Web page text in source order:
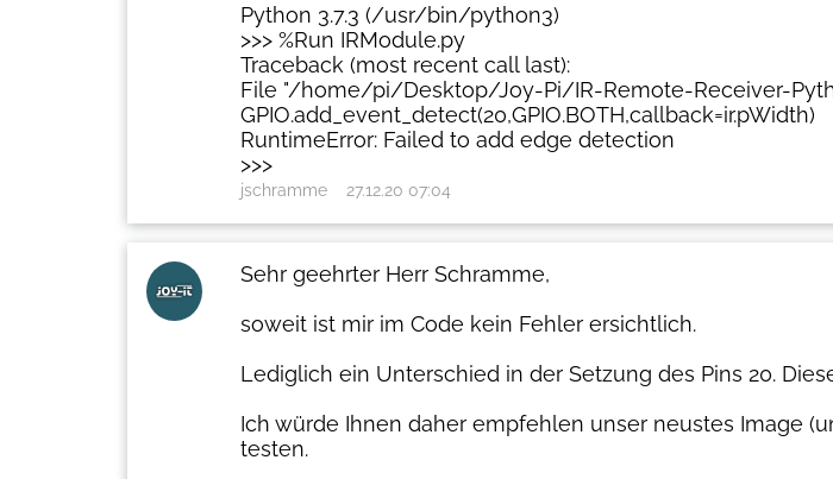
Python 3.7.3 (/usr/bin/python3)
>>> %Run IRModule.py
Traceback (most recent call last):
File "/home/pi/Desktop/Joy-Pi/IR-Remote-Receiver-
GPIO.add_event_detect(20,GPIO.BOTH,callback=ir.pWidth)
RuntimeError: Failed to add edge detection
>>>
jschramme 27.12.20 07:04
Sehr geehrter Herr Schramme,
soweit ist mir im Code kein Fehler ersichtlich.
Lediglich ein Unterschied in der Setzung des Pins 20.
Ich würde Ihnen daher empfehlen unser neustes Image
testen.